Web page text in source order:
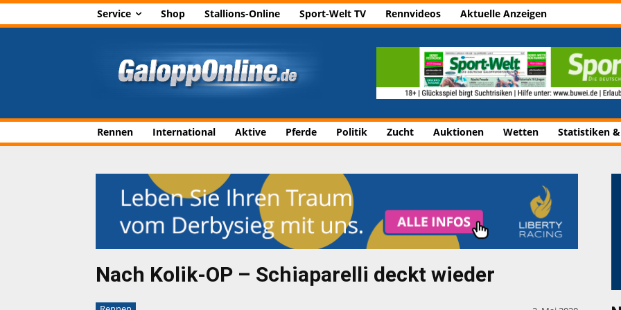
Service Shop Stallions-Online Sport-Welt TV Rennvideos Aktuelle Anzeigen
Rennen International Aktive Pferde Politik Zucht Auktionen Wetten Statistiken
Nach Kolik-OP – Schiaparelli deckt wieder